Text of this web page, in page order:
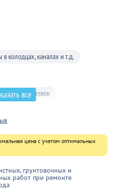
в колодцах, каналах и т.д.
все
цена с учетом оптимальных
грунтовочных и
работ при ремонте